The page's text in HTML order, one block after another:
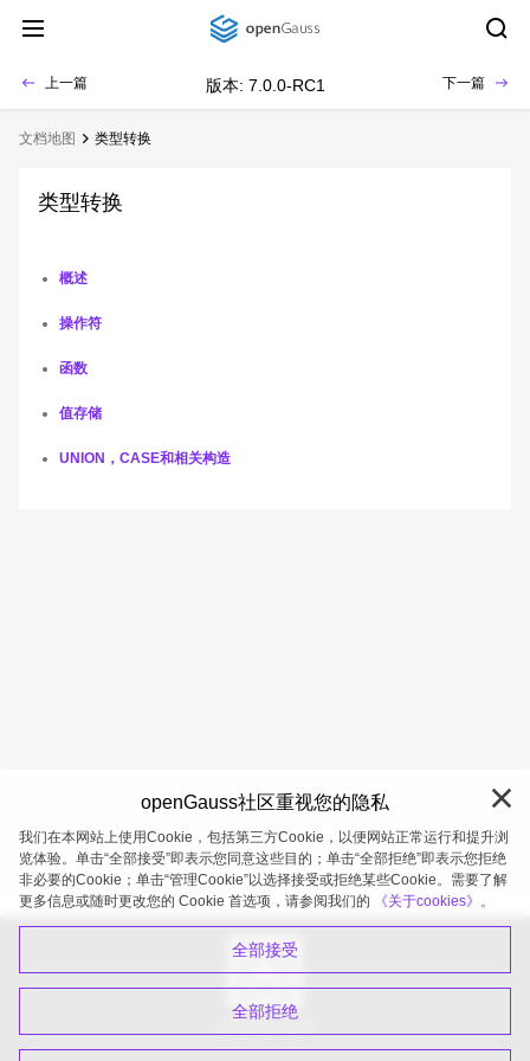
上一篇 版本: 7.0.0-RC1 下一篇
文档地图 类型转换
类型转换
概述
操作符
函数
值存储
UNION，CASE和相关构造
openGauss 2026-08-07 20:04:43
openGauss社区重视您的隐私
我们在本网站上使用Cookie，包括第三方Cookie，以便网站正常运行和提升浏
览体验。单击“全部接受”即表示您同意这些目的；单击“全部拒绝”即表示您拒绝
非必要的Cookie；单击“管理Cookie”以选择接受或拒绝某些Cookie。需要了解
更多信息或随时更改您的 Cookie 首选项，请参阅我们的
《关于cookies》。
全部接受
全部拒绝